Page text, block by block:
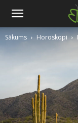
Sākums Horoskopi